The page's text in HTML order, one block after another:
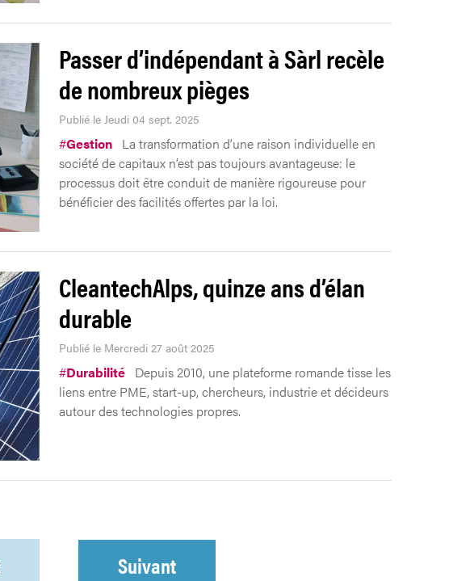
Passer d’indépendant à Sàrl recèle
de nombreux pièges
Publié le Jeudi 04 sept. 2025
#Gestion La transformation d’une raison individuelle en
société de capitaux n’est pas toujours avantageuse: le
processus doit être conduit de manière rigoureuse pour
bénéficier des facilités offertes par la loi.
CleantechAlps, quinze ans d’élan
durable
Publié le Mercredi 27 août 2025
#Durabilité Depuis 2010, une plateforme romande tisse les
liens entre PME, start-up, chercheurs, industrie et décideurs
autour des technologies propres.
Suivant